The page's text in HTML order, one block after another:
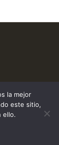
la mejor
este sitio,
ello.